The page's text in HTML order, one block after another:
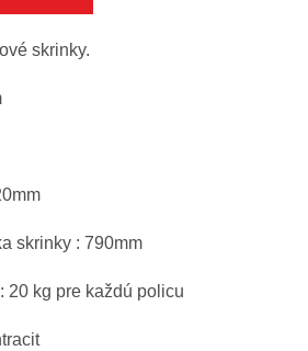
skrinky.
skrinky : 790mm
20 kg pre každú policu